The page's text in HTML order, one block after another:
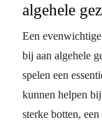
algehele
Een
bij aan algehele
spelen een
kunnen helpen
sterke botten,